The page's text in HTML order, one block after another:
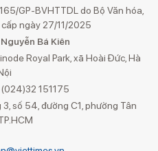
GP-BVHTTDL do Bộ Văn hóa,
ngày 27/11/2025
Nguyễn Bá Kiên
Royal Park, xã Hoài Đức, Hà
151175
số 54, đường C1, phường Tân